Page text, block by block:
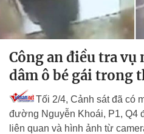
Công an điều tra vụ
dâm ô bé gái trong
Tối 2/4, Cảnh sát đã có
đường Nguyễn Khoái, P1, Q4
liên quan và hình ảnh từ